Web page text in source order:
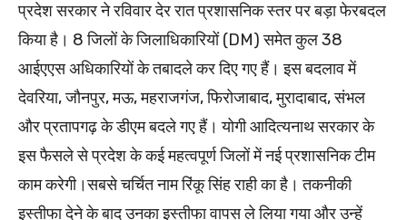
प्रदेश सरकार ने रविवार देर रात प्रशासनिक स्तर पर बड़ा फेरबदल
किया है। 8 जिलों के जिलाधिकारियों (DM) समेत कुल 38
आईएएस अधिकारियों के तबादले कर दिए गए हैं। इस बदलाव में
देवरिया, जौनपुर, मऊ, महराजगंज, फिरोजाबाद, मुरादाबाद, संभल
और प्रतापगढ़ के डीएम बदले गए हैं। योगी आदित्यनाथ सरकार के
इस फैसले से प्रदेश के कई महत्वपूर्ण जिलों में नई प्रशासनिक टीम
काम करेगी।सबसे चर्चित नाम रिंकू सिंह राही का है। तकनीकी
इस्तीफा देने के बाद उनका इस्तीफा वापस ले लिया गया और उन्हें